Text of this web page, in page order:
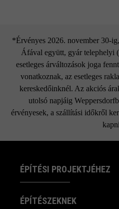
*Érvényes 2026. november 30-
Áfával együtt, gyár telephelyi
esetleges árváltozások joga
vonatkoznak, az esetleges
kereskedőinknél. Az akciós
utolsó napjáig
érvényesek, a szállítási időkről
ÉPÍTÉSI PROJEKTJÉHEZ
ÉPÍTÉSZEKNEK